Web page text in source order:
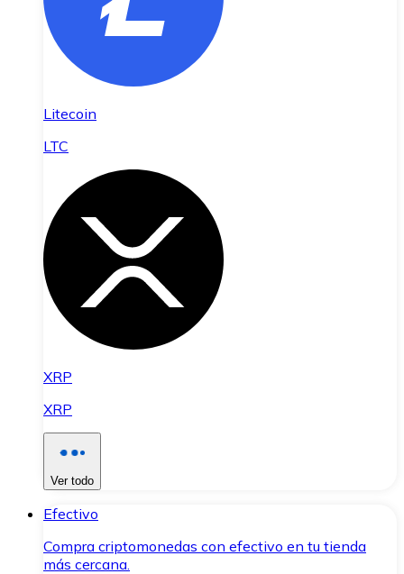
Litecoin
LTC
XRP
XRP
Ver todo
Efectivo
Compra criptomonedas con efectivo en tu tienda
más cercana.